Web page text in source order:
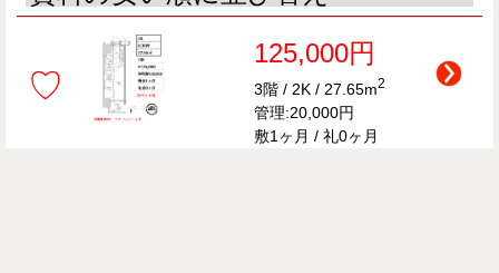
♡
125,000円
3階 / 2K / 27.65m2
管理:20,000円
敷1ヶ月 / 礼0ヶ月